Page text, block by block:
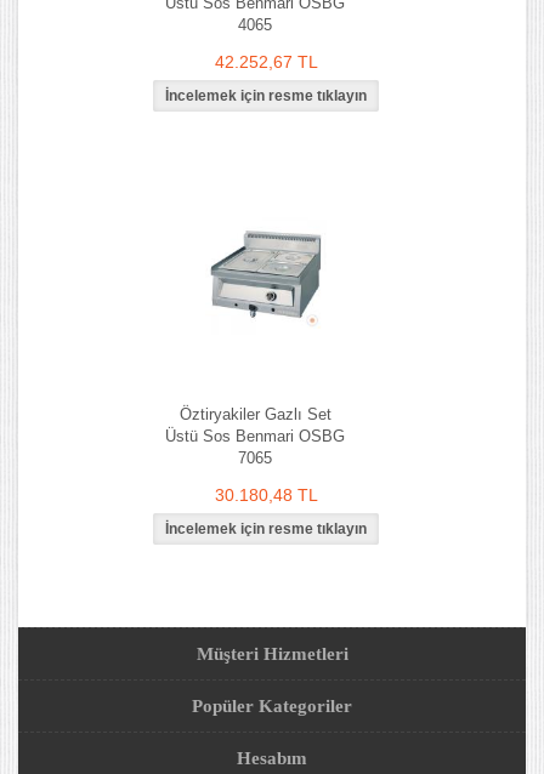
4065
42.252,67 TL
Öztiryakiler Gazlı Set
Üstü Sos Benmari OSBG
7065
30.180,48 TL
Müşteri Hizmetleri
Popüler Kategoriler
Hesabım